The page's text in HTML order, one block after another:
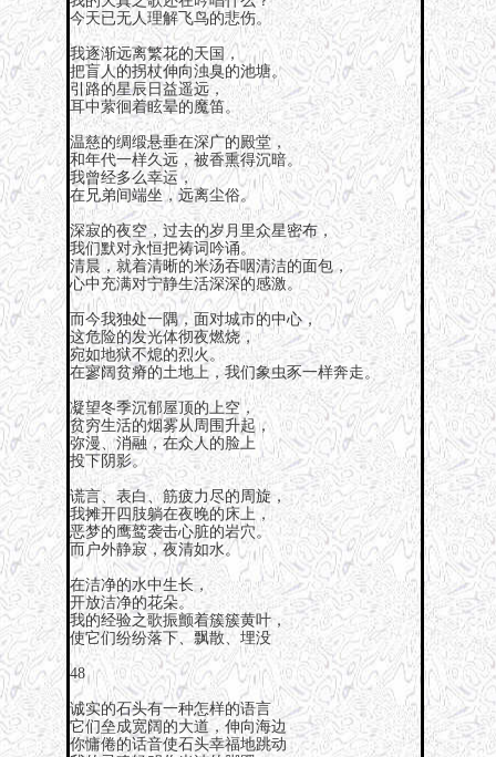
今天已无人理解飞鸟的悲伤。
我逐渐远离繁花的天国，
把盲人的拐杖伸向浊臭的池塘。
引路的星辰日益遥远，
耳中萦徊着眩晕的魔笛。
温慈的绸缎悬垂在深广的殿堂，
和年代一样久远，被香熏得沉暗。
我曾经多么幸运，
在兄弟间端坐，远离尘俗。
深寂的夜空，过去的岁月里众星密布，
我们默对永恒把祷词吟诵。
清晨，就着清晰的米汤吞咽清洁的面包，
心中充满对宁静生活深深的感激。
而今我独处一隅，面对城市的中心，
这危险的发光体彻夜燃烧，
宛如地狱不熄的烈火。
在寥阔贫瘠的土地上，我们象虫豕一样奔走。
凝望冬季沉郁屋顶的上空，
贫穷生活的烟雾从周围升起，
弥漫、消融，在众人的脸上
投下阴影。
谎言、表白、筋疲力尽的周旋，
我摊开四肢躺在夜晚的床上，
恶梦的鹰鹫袭击心脏的岩穴。
而户外静寂，夜清如水。
在洁净的水中生长，
开放洁净的花朵。
我的经验之歌振颤着簇簇黄叶，
使它们纷纷落下、飘散、埋没
48
诚实的石头有一种怎样的语言
它们垒成宽阔的大道，伸向海边
你慵倦的话音使石头幸福地跳动